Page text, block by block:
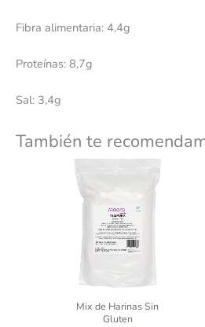
Fibra alimentaria: 4,4g
Proteínas: 8,7g
Sal: 3,4g
También te
Mix de Harinas Sin
Gluten